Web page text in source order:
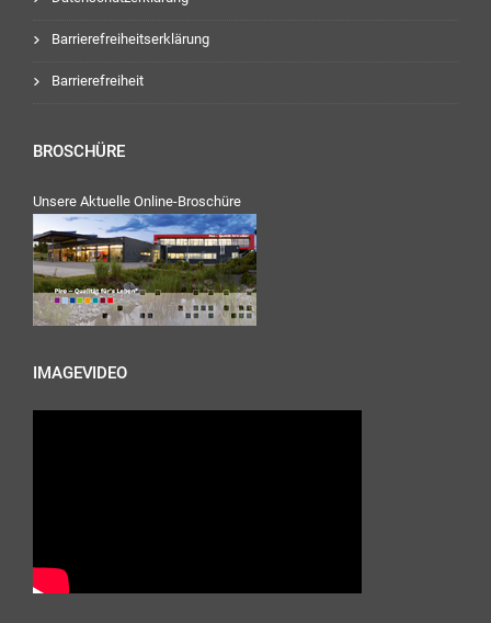
Barrierefreiheitserklärung
Barrierefreiheit
BROSCHÜRE
Unsere Aktuelle Online-Broschüre
IMAGEVIDEO